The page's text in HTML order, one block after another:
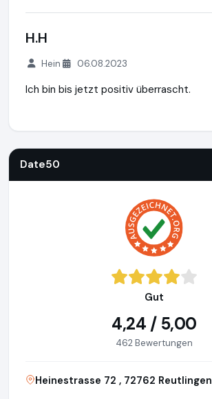
H.H
Hein 06.08.2023
Ich bin bis jetzt positiv überrascht.
Date50
Gut
4,24 / 5,00
462 Bewertungen
Heinestrasse 72 , 72762 Reutlingen